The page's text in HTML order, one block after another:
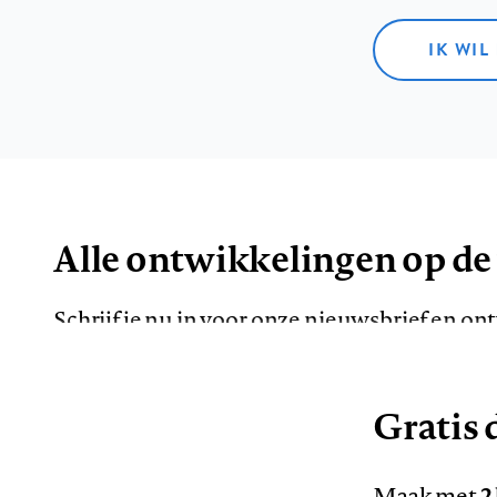
IK WIL
Alle ontwikkelingen op de
Schrijf je nu in voor onze nieuwsbrief en
Gratis